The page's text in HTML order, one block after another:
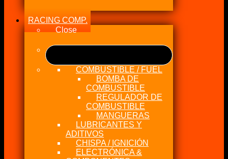
RACING COMP.
Close
COMBUSTIBLE / FUEL
BOMBA DE
COMBUSTIBLE
REGULADOR DE
COMBUSTIBLE
MANGUERAS
LUBRICANTES Y
ADITIVOS
CHISPA / IGNICIÓN
ELECTRÓNICA &